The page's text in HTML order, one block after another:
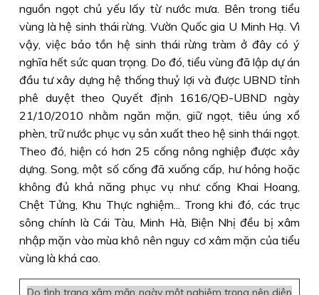
nguồn ngọt chủ yếu lấy từ nước mưa. Bên trong tiểu
vùng là hệ sinh thái rừng. Vườn Quốc gia U Minh Hạ. Vì
vậy, việc bảo tồn hệ sinh thái rừng tràm ở đây có ý
nghĩa hết sức quan trọng. Do đó, tiểu vùng đã lập dự án
đầu tư xây dựng hệ thống thuỷ lợi và được UBND tỉnh
phê duyệt theo Quyết định 1616/QÐ-UBND ngày
21/10/2010 nhằm ngăn mặn, giữ ngọt, tiêu úng xổ
phèn, trữ nước phục vụ sản xuất theo hệ sinh thái ngọt.
Theo đó, hiện có hơn 25 cống nông nghiệp được xây
dựng. Song, một số cống đã xuống cấp, hư hỏng hoặc
không đủ khả năng phục vụ như: cống Khai Hoang,
Chệt Tửng, Khu Thực nghiệm... Trong khi đó, các trục
sông chính là Cái Tàu, Minh Hà, Biện Nhị đều bị xâm
nhập mặn vào mùa khô nên nguy cơ xâm mặn của tiểu
vùng là khá cao.
Do tình trạng xâm mặn ngày một nghiêm trọng nên diện